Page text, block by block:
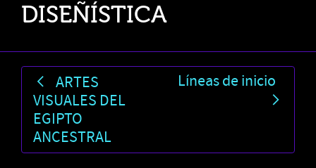
DISEÑÍSTICA
ARTES
VISUALES DEL
EGIPTO
ANCESTRAL
Líneas de inicio